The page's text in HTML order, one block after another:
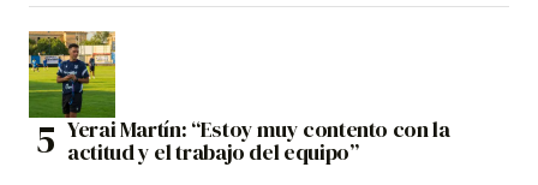
Yerai Martín: “Estoy muy contento con la
actitud y el trabajo del equipo”